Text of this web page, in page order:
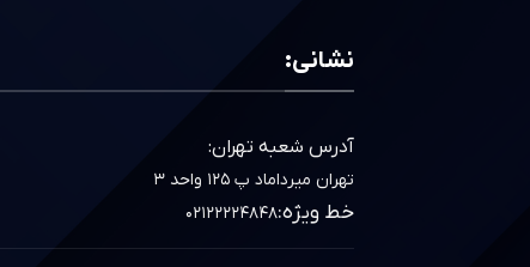
نشانی:
آدرس شعبه تهران:
تهران میرداماد پ ۱۲۵ واحد ۳
خط ویژه:۰۲۱۲۲۲۲۴۸۴۸